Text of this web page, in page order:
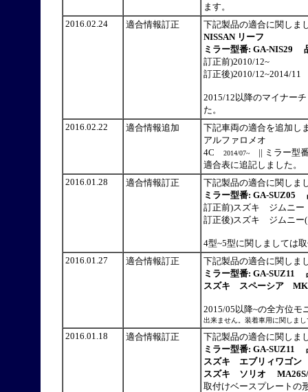
ます。
2016.02.24
適合情報訂正
下記製品の適合に関し
NISSAN リーフ
ミラー型番: GA-NIS29
訂正前)2010/12~
訂正後)2010/12~2014/11
2015/12以降のマイナー
た。
2016.02.22
適合情報追加
下記車両の適合を追加し
アルファロメオ
4C
2014/07~
|| ミラー型
適合表に追記しました。
2016.01.28
適合情報訂正
下記製品の適合に関し
ミラー型番: GA-SUZ05
訂正前)スズキ ジムニ
訂正後)スズキ ジムニ
4型~5型に関しましては
2016.01.27
適合情報訂正
下記製品の適合に関し
ミラー型番: GA-SUZ11
スズキ スペーシア
2015/05以降~の全方位モ
出来ません。装着車用に関しま
2016.01.18 適合情報訂正
下記製品の適合に関し
ミラー型番: GA-SUZ11
スズキ エブリィワゴン
スズキ ソリオ MA26S/
取付けベースプレートの